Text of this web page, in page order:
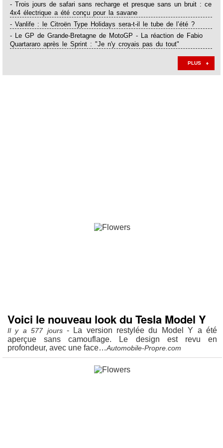
- Trois jours de safari sans recharge et presque sans un bruit : ce
4x4 électrique a été conçu pour la savane
- Vanlife : le Citroën Type Holidays sera-t-il le tube de l’été ?
- Le GP de Grande-Bretagne de MotoGP - La réaction de Fabio
Quartararo après le Sprint : "Je n'y croyais pas du tout"
PLUS
Voici le nouveau look du Tesla Model Y
Il y a 577 jours- La version restylée du Model Y a été
aperçue sans camouflage. Le design est revu en
profondeur, avec une face…Automobile-Propre.com